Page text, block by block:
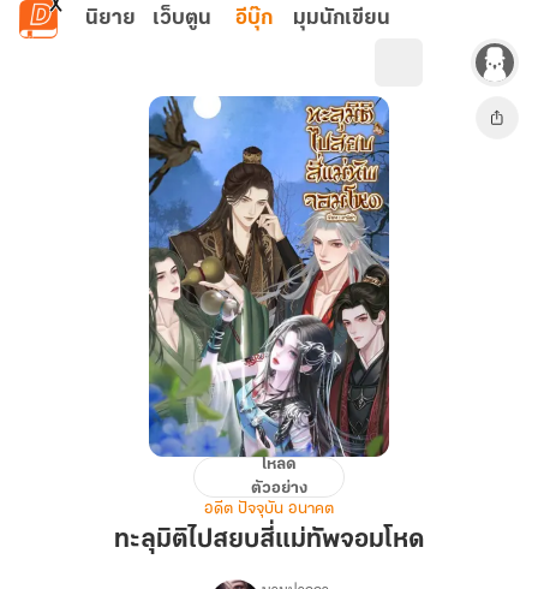
ข้ามไปยังเนื้อหาหลัก
นิยาย เว็บตูน อีบุ๊ก มุมนักเขียน
ไป
สยบ
โหลด
ตัวอย่าง
อดีต ปัจจุบัน อนาคต
ทะลุมิติไปสยบสี่แม่ทัพจอมโหด